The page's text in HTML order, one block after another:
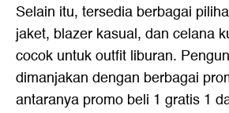
Selain itu, tersedia berbagai
jaket, blazer kasual, dan celana
cocok untuk outfit liburan.
dimanjakan dengan berbagai
antaranya promo beli 1 gratis 1